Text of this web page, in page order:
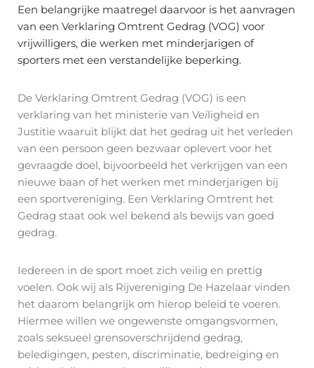
Een belangrijke maatregel daarvoor is het aanvragen
van een Verklaring Omtrent Gedrag (VOG) voor
vrijwilligers, die werken met minderjarigen of
sporters met een verstandelijke beperking.
De Verklaring Omtrent Gedrag (VOG) is een
verklaring van het ministerie van Veiligheid en
Justitie waaruit blijkt dat het gedrag uit het verleden
van een persoon geen bezwaar oplevert voor het
gevraagde doel, bijvoorbeeld het verkrijgen van een
nieuwe baan of het werken met minderjarigen bij
een sportvereniging. Een Verklaring Omtrent het
Gedrag staat ook wel bekend als bewijs van goed
gedrag.
Iedereen in de sport moet zich veilig en prettig
voelen. Ook wij als Rijvereniging De Hazelaar vinden
het daarom belangrijk om hierop beleid te voeren.
Hiermee willen we ongewenste omgangsvormen,
zoals seksueel grensoverschrijdend gedrag,
beledigingen, pesten, discriminatie, bedreiging en